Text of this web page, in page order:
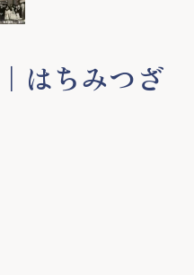
はちみつざ